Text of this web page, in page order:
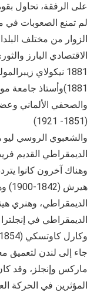
على الرفقة، تحاول
لم تمنع الصعوبات في
الزوار من مختلف
الاقتصادي البارز
والصحفي الألماني
(1851- 1921)
الديمقراطي القديم فريدريك
وهناك آخرون كانوا
جاء إلى لندن لتعميق
ماركس وإنجلز، وقد
المؤثرين في الحركة